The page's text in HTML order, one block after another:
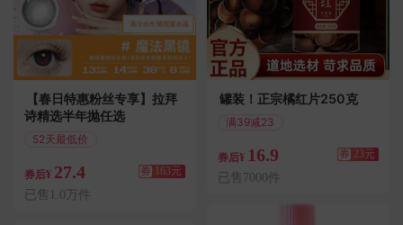
【春日特惠粉丝专享】拉拜
诗精选半年抛任选
52天最低价
券后¥ 27.4 券 163元
已售1.0万件
罐装！正宗橘红片250克
满39减23
券后¥ 16.9 券 23元
已售7000件